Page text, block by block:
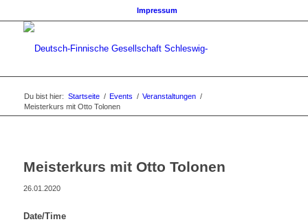
Impressum
Du bist hier: Startseite / Events / Veranstaltungen /
Meisterkurs mit Otto Tolonen
Meisterkurs mit Otto Tolonen
26.01.2020
Date/Time